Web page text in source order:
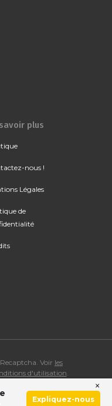
plus
nous !
Légales
de
Voir les
d'utilisation
droits réservés.
Expliquez-nous
×